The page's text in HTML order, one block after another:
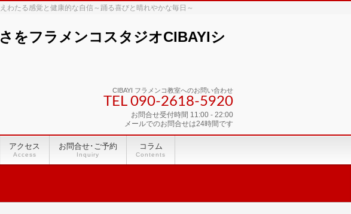
たる感覚と健康的な自信～踊る喜びと晴れやかな毎日～
をフラメンコスタジオCIBAYIシ
CIBAYI フラメンコ教室へのお問い合わせ
TEL 090-2618‐5920
お問合せ受付時間 11:00 - 22:00
メールでのお問合せは24時間です
アクセス
Access
お問合せ･ご予約
Inquiry
コラム
Contents